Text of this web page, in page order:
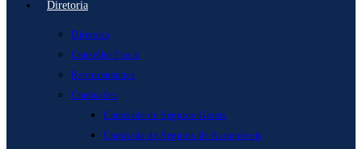
Diretoria
Diretoria
Conselho Fiscal
Representantes
Comissões
Comissão de Seguros Gerais
Comissão de Seguros de Automóveis